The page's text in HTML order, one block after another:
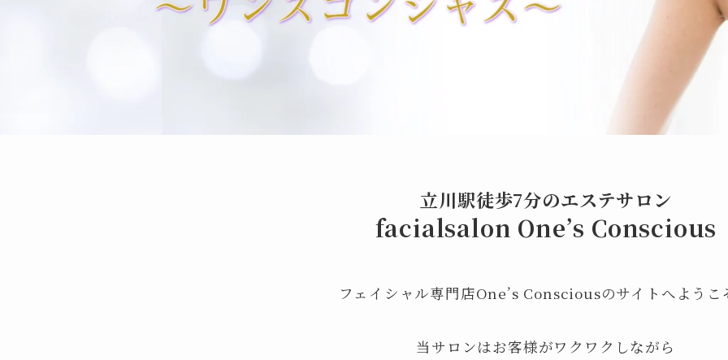
立川駅徒歩7分のエステサロン
facialsalon One’s Conscious
フェイシャル専門店One’s Consciousのサイトへようこ
当サロンはお客様がワクワクしながら